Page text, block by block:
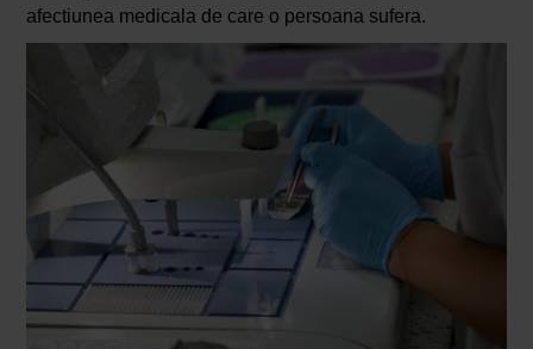
afectiunea medicala de care o persoana sufera.